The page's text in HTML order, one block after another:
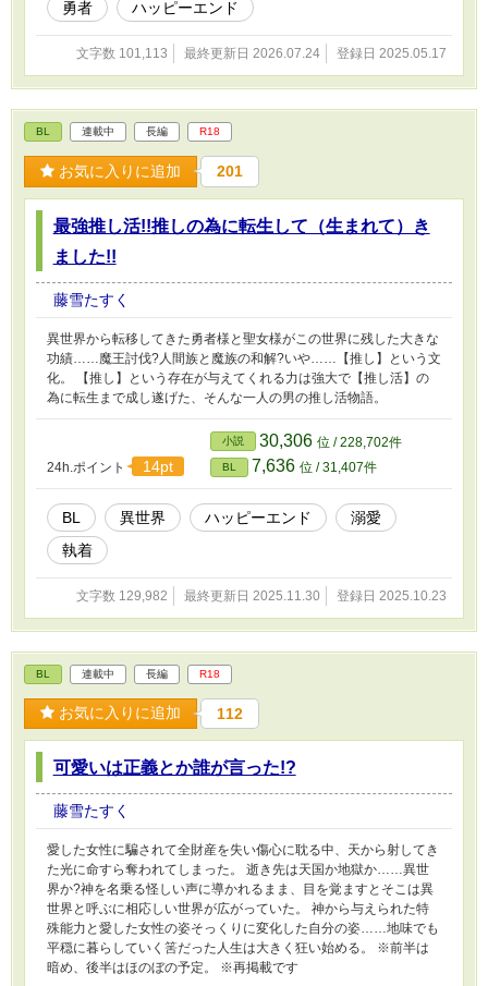
勇者
ハッピーエンド
文字数 101,113 最終更新日 2026.07.24 登録日 2025.05.17
BL 連載中 長編 R18
お気に入りに追加 201
最強推し活!!推しの為に転生して（生まれて）き
ました!!
藤雪たすく
異世界から転移してきた勇者様と聖女様がこの世界に残した大きな
功績……魔王討伐?人間族と魔族の和解?いや……【推し】という文
化。 【推し】という存在が与えてくれる力は強大で【推し活】の
為に転生まで成し遂げた、そんな一人の男の推し活物語。
24h.ポイント 14pt
小説 30,306 位 / 228,702件
BL 7,636 位 / 31,407件
BL 異世界 ハッピーエンド
溺愛
執着
文字数 129,982 最終更新日 2025.11.30 登録日 2025.10.23
BL 連載中 長編 R18
お気に入りに追加 112
可愛いは正義とか誰が言った!?
藤雪たすく
愛した女性に騙されて全財産を失い傷心に耽る中、天から射してき
た光に命すら奪われてしまった。 逝き先は天国か地獄か……異世
界か?神を名乗る怪しい声に導かれるまま、目を覚ますとそこは異
世界と呼ぶに相応しい世界が広がっていた。 神から与えられた特
殊能力と愛した女性の姿そっくりに変化した自分の姿……地味でも
平穏に暮らしていく筈だった人生は大きく狂い始める。 ※前半は
暗め、後半はほのぼの予定。 ※再掲載です